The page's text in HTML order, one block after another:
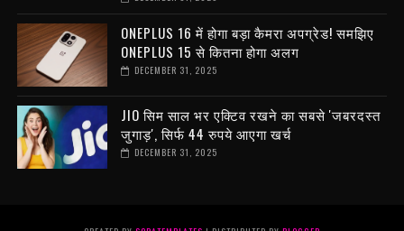
ONEPLUS 16 में होगा बड़ा कैमरा अपग्रेड! समझिए
ONEPLUS 15 से कितना होगा अलग
DECEMBER 31, 2025
JIO सिम साल भर एक्टिव रखने का सबसे 'जबरदस्त
जुगाड़', सिर्फ 44 रुपये आएगा खर्च
DECEMBER 31, 2025